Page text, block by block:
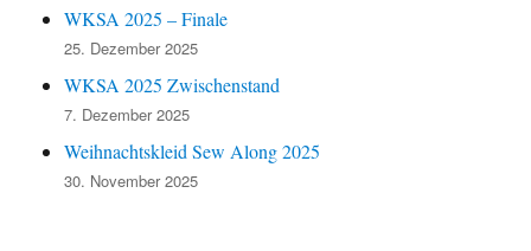
WKSA 2025 – Finale
25. Dezember 2025
WKSA 2025 Zwischenstand
7. Dezember 2025
Weihnachtskleid Sew Along 2025
30. November 2025